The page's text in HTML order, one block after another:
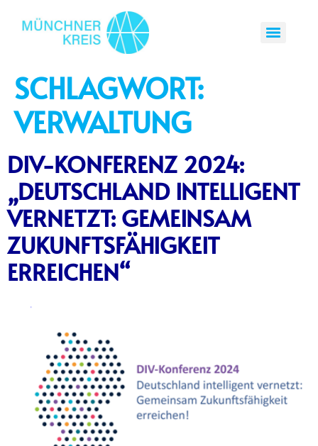
SCHLAGWORT:
VERWALTUNG
DIV-KONFERENZ 2024:
„DEUTSCHLAND INTELLIGENT
VERNETZT: GEMEINSAM
ZUKUNFTSFÄHIGKEIT
ERREICHEN“